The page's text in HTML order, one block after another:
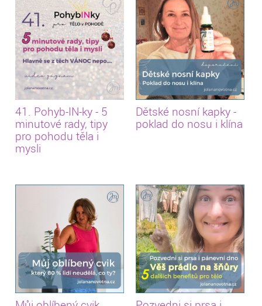
41. Pohyb-IN-ky - 5
minutové rady, tipy
pro pohodu těla i
mysli
Dětské nosní kapky -
poklad do nosu i klína